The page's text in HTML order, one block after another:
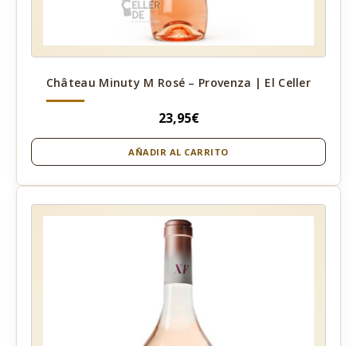
Château Minuty M Rosé – Provenza | El Celler
23,95€
AÑADIR AL CARRITO